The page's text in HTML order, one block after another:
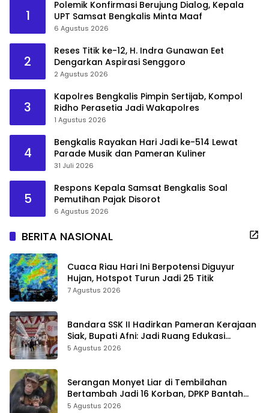
1
Polemik Konfirmasi Berujung Dialog, Kepala
UPT Samsat Bengkalis Minta Maaf
6 Agustus 2026
2
Reses Titik ke-12, H. Indra Gunawan Eet
Dengarkan Aspirasi Senggoro
2 Agustus 2026
3
Kapolres Bengkalis Pimpin Sertijab, Kompol
Ridho Perasetia Jadi Wakapolres
1 Agustus 2026
4
Bengkalis Rayakan Hari Jadi ke-514 Lewat
Parade Musik dan Pameran Kuliner
31 Juli 2026
5
Respons Kepala Samsat Bengkalis Soal
Pemutihan Pajak Disorot
6 Agustus 2026
BERITA NASIONAL
Cuaca Riau Hari Ini Berpotensi Diguyur
Hujan, Hotspot Turun Jadi 25 Titik
7 Agustus 2026
Bandara SSK II Hadirkan Pameran Kerajaan
Siak, Bupati Afni: Jadi Ruang Edukasi
Sejarah Riau
5 Agustus 2026
Serangan Monyet Liar di Tembilahan
Bertambah Jadi 16 Korban, DPKP Bantah
Video Gerombolan Viral
5 Agustus 2026